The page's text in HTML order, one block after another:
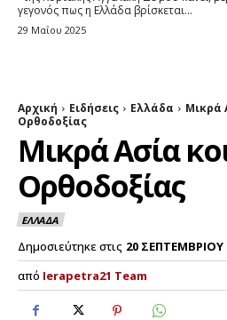
γεγονός πως η Ελλάδα βρίσκεται...
29 Μαΐου 2025